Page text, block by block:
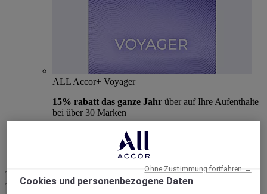
ALL Accor+ Voyager
15% rabatt das ganze Jahr über auf Ihre Aufenthalte
bei über 30 Marken
JETZT ANMELDEN
Cookies und personenbezogene Daten
Ohne Zustimmung fortfahren →